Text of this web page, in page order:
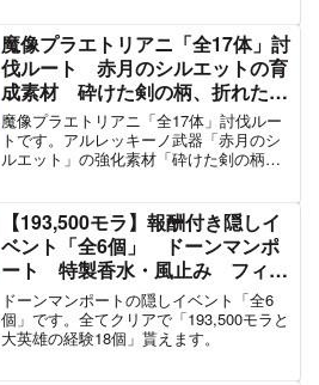
魔像プラエトリアニ「全17体」討
伐ルート 赤月のシルエットの育
成素材 砕けた剣の柄、折れた剣
の柄、光揺らぐ剣の柄 アルレッ
キーノ武器 召使 フォンテー
ヌ ver4.6攻略 原神 Genshin
魔像プラエトリアニ「全17体」討伐ルー
トです。アルレッキーノ武器「赤月のシ
ルエット」の強化素材「砕けた剣の柄」
【193,500モラ】報酬付き隠しイ
ベント「全6個」 ドーンマンポ
ート 特製香水・風止み フィオ
ンの風船 ローエンの報告書 パ
トリシアの犬 重いパーツが入っ
たコンテナ ロヒケイット
ドーンマンポートの隠しイベント「全6
個」です。全てクリアで「193,500モラと
大英雄の経験18個」貰えます。